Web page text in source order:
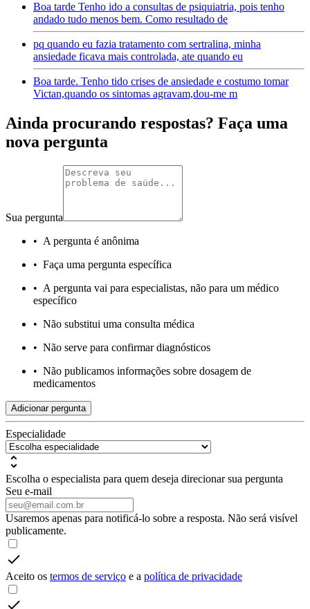
Boa tarde Tenho ido a consultas de psiquiatria, pois tenho
andado tudo menos bem. Como resultado de
pq quando eu fazia tratamento com sertralina, minha
ansiedade ficava mais controlada, ate quando eu
Boa tarde. Tenho tido crises de ansiedade e costumo tomar
Victan,quando os sintomas agravam,dou-me m
Ainda procurando respostas? Faça uma
nova pergunta
Sua pergunta
• A pergunta é anônima
• Faça uma pergunta específica
• A pergunta vai para especialistas, não para um médico
específico
• Não substitui uma consulta médica
• Não serve para confirmar diagnósticos
• Não publicamos informações sobre dosagem de
medicamentos
Adicionar pergunta
Especialidade
Escolha o especialista para quem deseja direcionar sua pergunta
Seu e-mail
Usaremos apenas para notificá-lo sobre a resposta. Não será visível
publicamente.
Aceito os termos de serviço e a política de privacidade